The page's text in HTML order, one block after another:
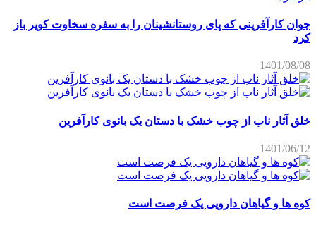
جوان کارآفرینی که پای روستانشینان را به سفره سخاوت کویر باز
کرد
1401/08/08
خلق آثار ناب از چوب خشک با دستان یک بانوی کارآفرین
1401/06/12
کوه ها و گیاهان دارویی یک فرصت است